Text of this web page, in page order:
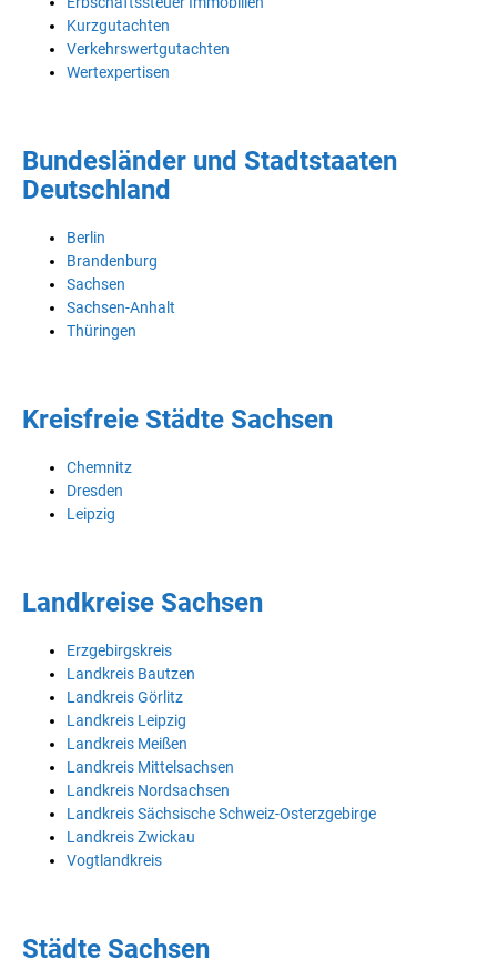
Kurzgutachten
Verkehrswertgutachten
Wertexpertisen
Bundesländer und Stadtstaaten
Deutschland
Berlin
Brandenburg
Sachsen
Sachsen-Anhalt
Thüringen
Kreisfreie Städte Sachsen
Chemnitz
Dresden
Leipzig
Landkreise Sachsen
Erzgebirgskreis
Landkreis Bautzen
Landkreis Görlitz
Landkreis Leipzig
Landkreis Meißen
Landkreis Mittelsachsen
Landkreis Nordsachsen
Landkreis Sächsische Schweiz-Osterzgebirge
Landkreis Zwickau
Vogtlandkreis
Städte Sachsen